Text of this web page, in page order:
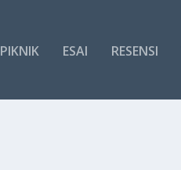
PIKNIK ESAI RESENSI